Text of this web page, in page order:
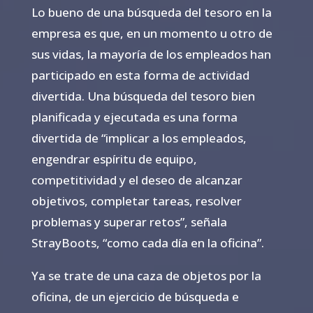
Lo bueno de una búsqueda del tesoro en la
empresa es que, en un momento u otro de
sus vidas, la mayoría de los empleados han
participado en esta forma de actividad
divertida. Una búsqueda del tesoro bien
planificada y ejecutada es una forma
divertida de “implicar a los empleados,
engendrar espíritu de equipo,
competitividad y el deseo de alcanzar
objetivos, completar tareas, resolver
problemas y superar retos”, señala
StrayBoots, “como cada día en la oficina”.
Ya se trate de una caza de objetos por la
oficina, de un ejercicio de búsqueda e